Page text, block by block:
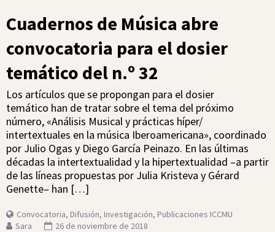
Cuadernos de Música abre
convocatoria para el dosier
temático del n.º 32
Los artículos que se propongan para el dosier
temático han de tratar sobre el tema del próximo
número, «Análisis Musical y prácticas híper/
intertextuales en la música Iberoamericana», coordinado
por Julio Ogas y Diego García Peinazo. En las últimas
décadas la intertextualidad y la hipertextualidad –a partir
de las líneas propuestas por Julia Kristeva y Gérard
Genette– han […]
Convocatoria, Difusión, Investigación, Publicaciones ICCMU
Sara
26 de noviembre de 2018